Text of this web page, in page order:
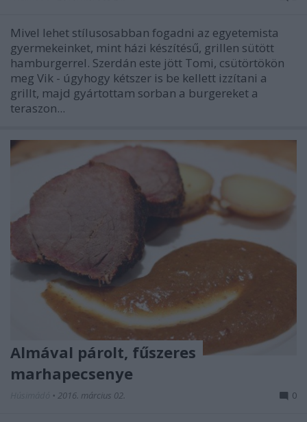
Mivel lehet stílusosabban fogadni az egyetemista
gyermekeinket, mint házi készítésű, grillen sütött
hamburgerrel. Szerdán este jött Tomi, csütörtökön
meg Vik - úgyhogy kétszer is be kellett izzítani a
grillt, majd gyártottam sorban a burgereket a
teraszon...
Almával párolt, fűszeres
marhapecsenye
• 2016. március 02. 0